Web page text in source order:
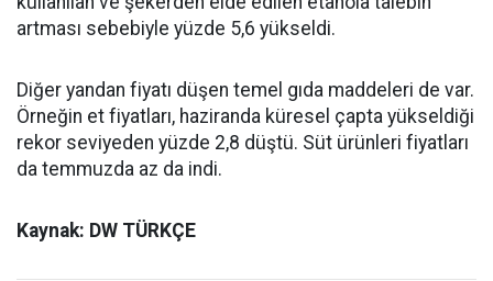
artması sebebiyle yüzde 5,6 yükseldi.
Diğer yandan fiyatı düşen temel gıda maddeleri de var.
Örneğin et fiyatları, haziranda küresel çapta yükseldiği
rekor seviyeden yüzde 2,8 düştü. Süt ürünleri fiyatları
da temmuzda az da indi.
Kaynak: DW TÜRKÇE